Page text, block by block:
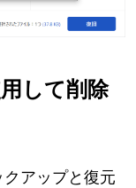
して削除
アップと復元